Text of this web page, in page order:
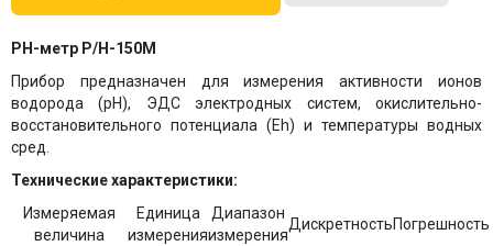
РН-метр Р/Н-150М
Прибор предназначен для измерения активности ионов
водорода (pH), ЭДС электродных систем, окислительно-
восстановительного потенциала (Eh) и температуры водных
сред.
Технические характеристики:
Измеряемая
величина
Единица
измерения
Диапазон
измерения
ДискретностьПогрешность